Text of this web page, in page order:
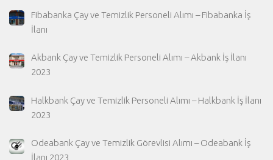
Fibabanka Çay ve Temizlik Personeli Alımı – Fibabanka İş
İlanı
Akbank Çay ve Temizlik Personeli Alımı – Akbank İş İlanı
2023
Halkbank Çay ve Temizlik Personeli Alımı – Halkbank İş İlanı
2023
Odeabank Çay ve Temizlik Görevlisi Alımı – Odeabank İş
İlanı 2023